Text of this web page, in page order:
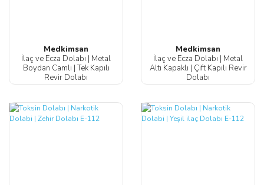
Medkimsan
İlaç ve Ecza Dolabı | Metal
Boydan Camlı | Tek Kapılı
Revir Dolabı
Medkimsan
İlaç ve Ecza Dolabı | Metal
Altı Kapaklı | Çift Kapılı Revir
Dolabı